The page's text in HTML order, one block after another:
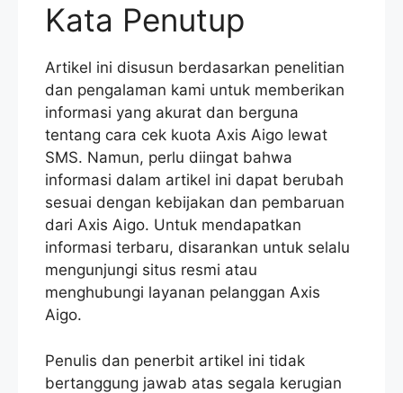
Kata Penutup
Artikel ini disusun berdasarkan penelitian
dan pengalaman kami untuk memberikan
informasi yang akurat dan berguna
tentang cara cek kuota Axis Aigo lewat
SMS. Namun, perlu diingat bahwa
informasi dalam artikel ini dapat berubah
sesuai dengan kebijakan dan pembaruan
dari Axis Aigo. Untuk mendapatkan
informasi terbaru, disarankan untuk selalu
mengunjungi situs resmi atau
menghubungi layanan pelanggan Axis
Aigo.
Penulis dan penerbit artikel ini tidak
bertanggung jawab atas segala kerugian